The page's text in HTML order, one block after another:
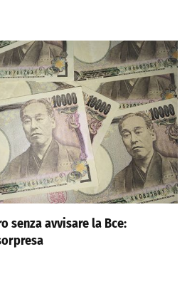
senza avvisare la Bce: